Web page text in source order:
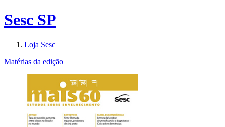
Sesc SP
Loja Sesc
Matérias da edição